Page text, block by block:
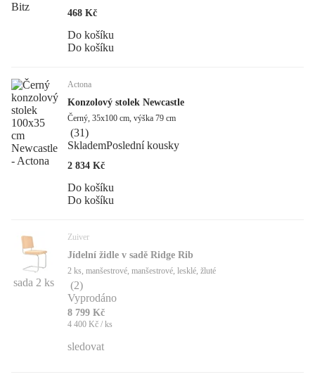
468 Kč
Do košíku
Do košíku
Actona
Konzolový stolek Newcastle
Černý, 35x100 cm, výška 79 cm
(31)
SklademPoslední kousky
2 834 Kč
Do košíku
Do košíku
sada 2 ks
Zuiver
Jídelní židle v sadě Ridge Rib
2 ks, manšestrové, manšestrové, lesklé, žluté
(2)
Vyprodáno
8 799 Kč
4 400 Kč / ks
sledovat